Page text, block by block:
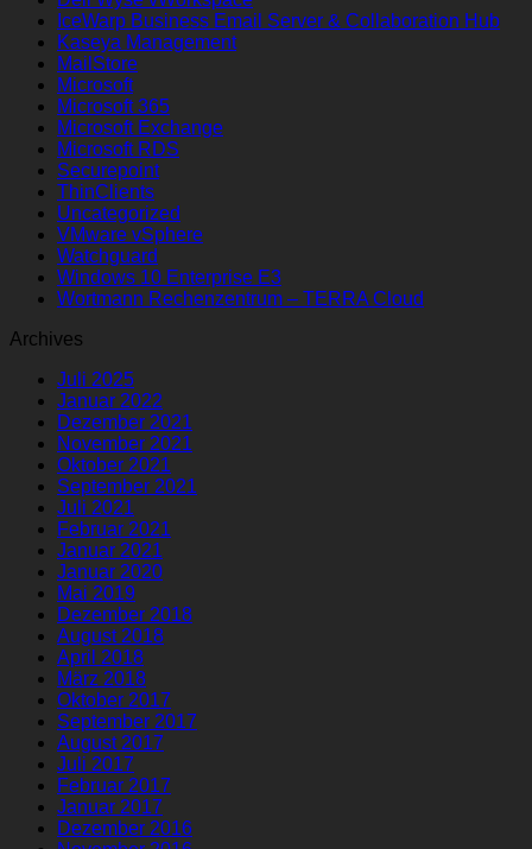
IceWarp Business Email Server & Collaboration Hub
Kaseya Management
MailStore
Microsoft
Microsoft 365
Microsoft Exchange
Microsoft RDS
Securepoint
ThinClients
Uncategorized
VMware vSphere
Watchguard
Windows 10 Enterprise E3
Wortmann Rechenzentrum – TERRA Cloud
Archives
Juli 2025
Januar 2022
Dezember 2021
November 2021
Oktober 2021
September 2021
Juli 2021
Februar 2021
Januar 2021
Januar 2020
Mai 2019
Dezember 2018
August 2018
April 2018
März 2018
Oktober 2017
September 2017
August 2017
Juli 2017
Februar 2017
Januar 2017
Dezember 2016